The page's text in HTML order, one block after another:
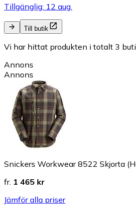
Tillgänglig: 12 aug.
Till butik
Vi har hittat produkten i totalt 3
Annons
Annons
Snickers Workwear 8522 Skjorta
fr. 1 465 kr
Jämför alla priser